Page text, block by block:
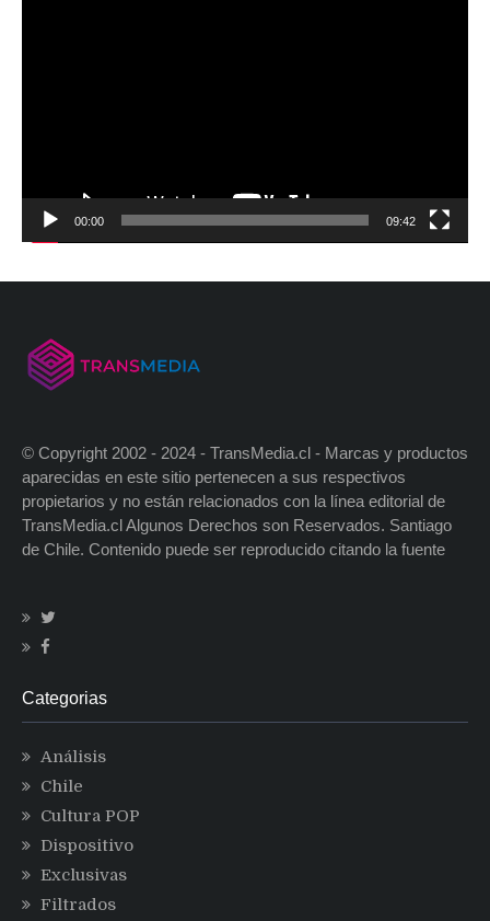
00:00 09:42
© Copyright 2002 - 2024 - TransMedia.cl - Marcas y productos
aparecidas en este sitio pertenecen a sus respectivos
propietarios y no están relacionados con la línea editorial de
TransMedia.cl Algunos Derechos son Reservados. Santiago
de Chile. Contenido puede ser reproducido citando la fuente
Categorias
Análisis
Chile
Cultura POP
Dispositivo
Exclusivas
Filtrados